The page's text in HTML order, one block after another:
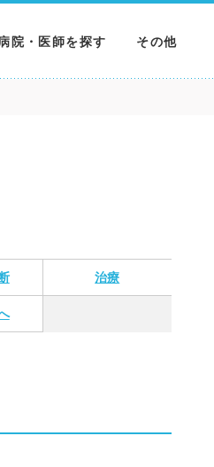
院・医師を探す
病院を探す
その他
MNニュース
治療